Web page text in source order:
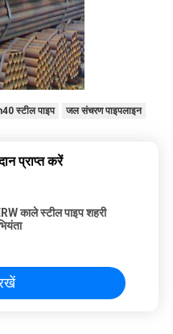
स्टील पाइप जल संचरण पाइपलाइन
प्राप्त करें
काले स्टील पाइप शहरी